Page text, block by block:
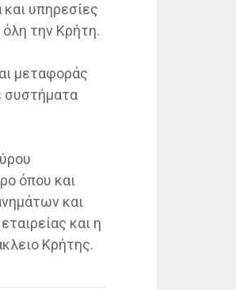
υπηρεσίες
την Κρήτη.
μεταφοράς
συστήματα
όπου και
και
και η
Κρήτης.